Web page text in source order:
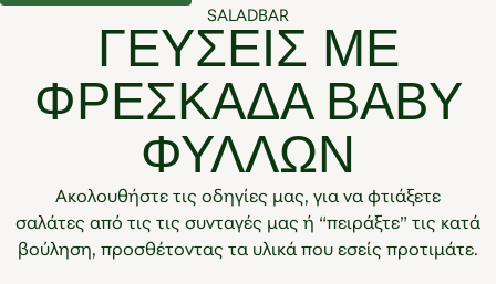
SALADBAR
ΓΕΥΣΕΙΣ ΜΕ
ΦΡΕΣΚΑΔΑ BABY
ΦΥΛΛΩΝ
Ακολουθήστε τις οδηγίες μας, για να φτιάξετε
σαλάτες από τις τις συνταγές μας ή “πειράξτε” τις κατά
βούληση, προσθέτοντας τα υλικά που εσείς προτιμάτε.